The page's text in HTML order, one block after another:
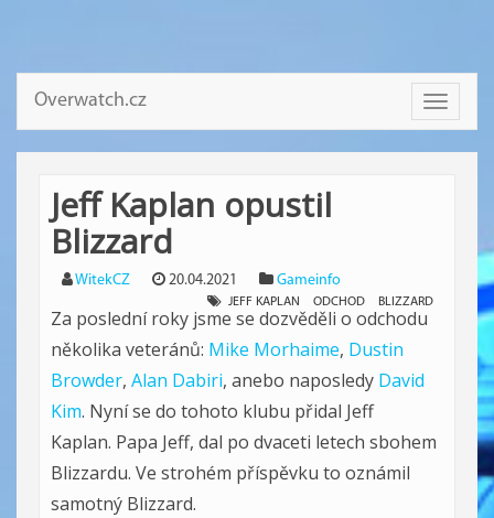
Toggle
Overwatch.cz
Jeff Kaplan opustil
Blizzard
WitekCZ 20.04.2021 Gameinfo
JEFF KAPLAN ODCHOD BLIZZARD
Za poslední roky jsme se dozvěděli o odchodu
několika veteránů: Mike Morhaime, Dustin
Browder, Alan Dabiri, anebo naposledy David
Kim. Nyní se do tohoto klubu přidal Jeff
Kaplan. Papa Jeff, dal po dvaceti letech sbohem
Blizzardu. Ve strohém příspěvku to oznámil
samotný Blizzard.